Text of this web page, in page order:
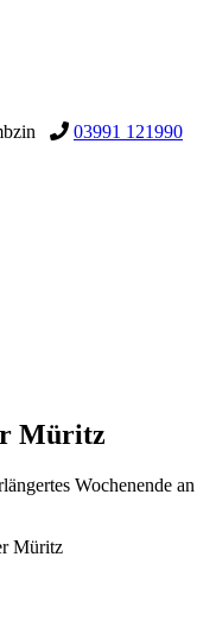
03991 121990
Müritz
Wochenende an